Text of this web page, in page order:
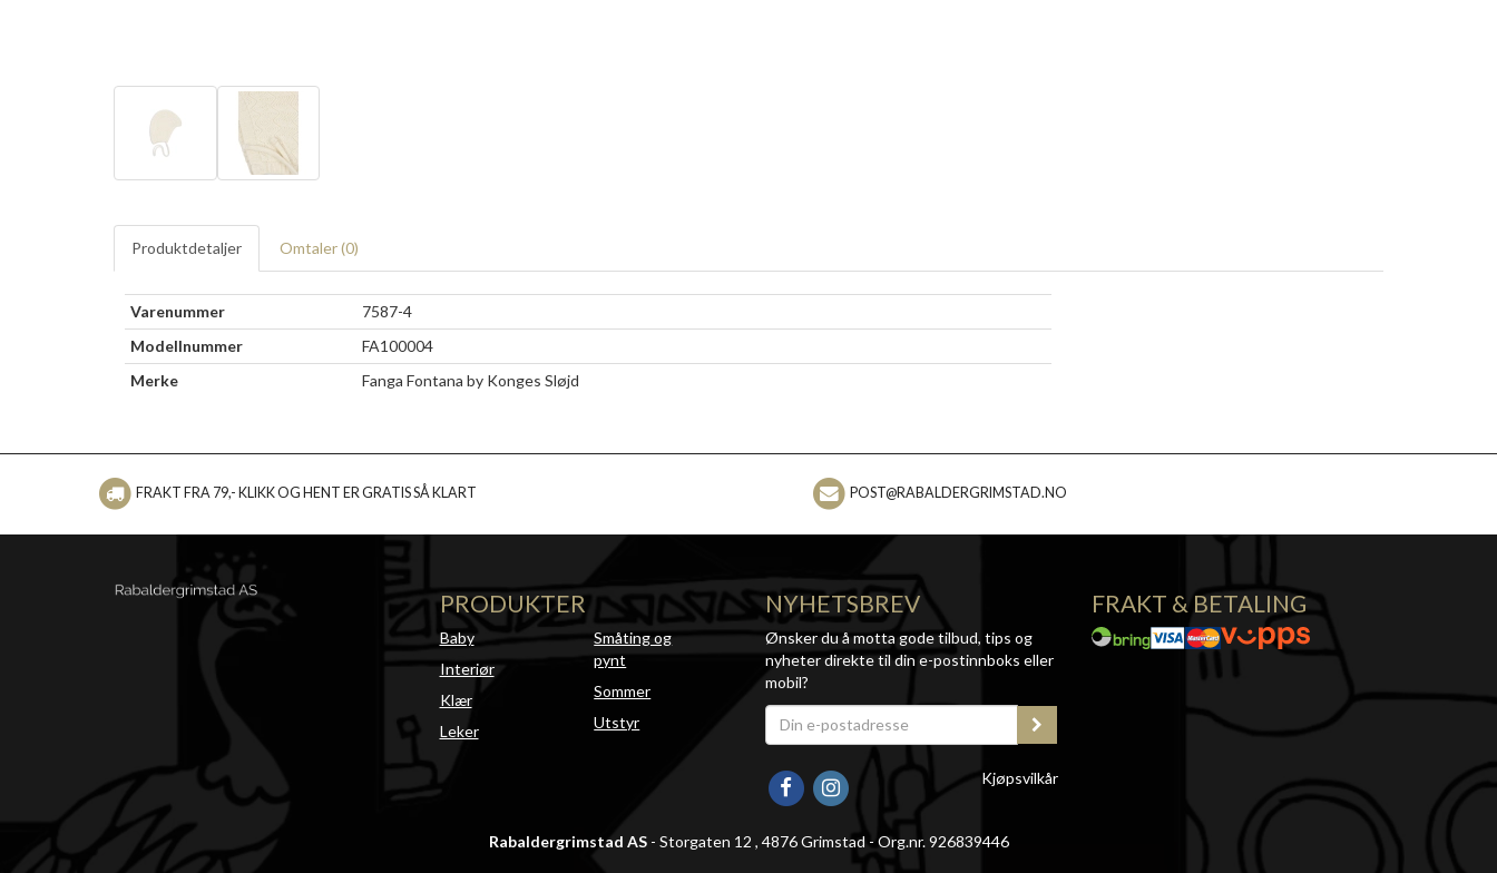
Produktdetaljer Omtaler (0)
Varenummer
7587-4
Modellnummer
FA100004
Merke
Fanga Fontana by Konges Sløjd
FRAKT FRA 79,- KLIKK OG HENT ER GRATIS SÅ KLART POST@RABALDERGRIMSTAD.NO
PRODUKTER
Baby
Interiør
Klær
Leker
Småting og
pynt
Sommer
Utstyr
NYHETSBREV
Ønsker du å motta gode tilbud, tips og
nyheter direkte til din e-postinnboks eller
mobil?
Kjøpsvilkår
FRAKT & BETALING
Rabaldergrimstad AS- Storgaten 12 , 4876 Grimstad - Org.nr. 926839446